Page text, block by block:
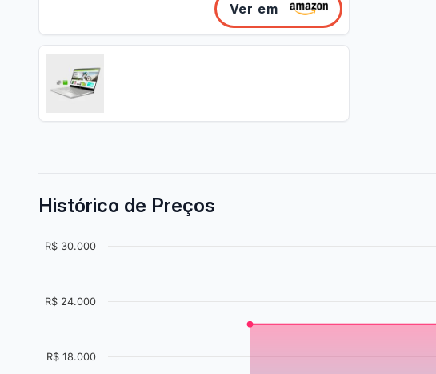
Ver em
Histórico de Preços
R$ 18.000
R$ 24.000
R$ 30.000